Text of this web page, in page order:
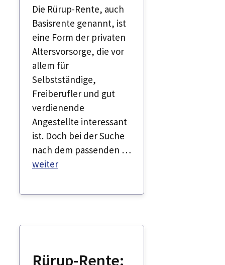
Die Rürup-Rente, auch
Basisrente genannt, ist
eine Form der privaten
Altersvorsorge, die vor
allem für
Selbstständige,
Freiberufler und gut
verdienende
Angestellte interessant
ist. Doch bei der Suche
nach dem passenden …
weiter
Rürup-Rente: